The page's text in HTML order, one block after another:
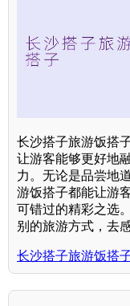
长沙搭子旅游饭搭
让游客能够更好地
力。无论是品尝地
游饭搭子都能让游
可错过的精彩之选
别的旅游方式，去
长沙搭子旅游饭搭